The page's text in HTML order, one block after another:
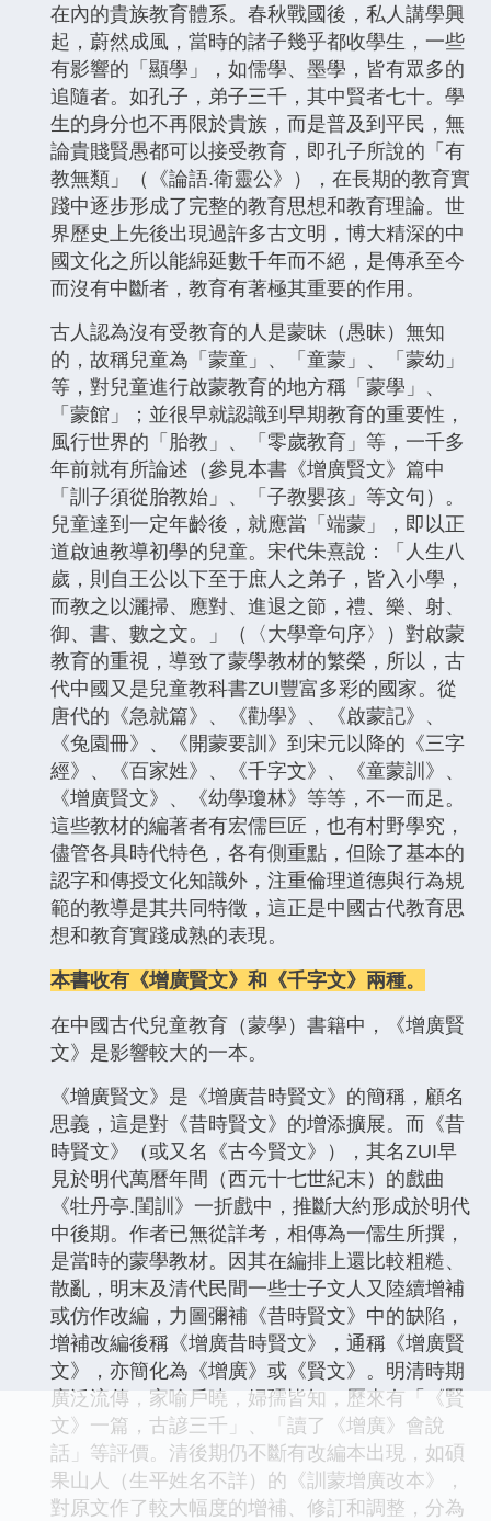
在內的貴族教育體系。春秋戰國後，私人講學興
起，蔚然成風，當時的諸子幾乎都收學生，一些
有影響的「顯學」，如儒學、墨學，皆有眾多的
追隨者。如孔子，弟子三千，其中賢者七十。學
生的身分也不再限於貴族，而是普及到平民，無
論貴賤賢愚都可以接受教育，即孔子所說的「有
教無類」（《論語.衛靈公》），在長期的教育實
踐中逐步形成了完整的教育思想和教育理論。世
界歷史上先後出現過許多古文明，博大精深的中
國文化之所以能綿延數千年而不絕，是傳承至今
而沒有中斷者，教育有著極其重要的作用。
古人認為沒有受教育的人是蒙昧（愚昧）無知
的，故稱兒童為「蒙童」、「童蒙」、「蒙幼」
等，對兒童進行啟蒙教育的地方稱「蒙學」、
「蒙館」；並很早就認識到早期教育的重要性，
風行世界的「胎教」、「零歲教育」等，一千多
年前就有所論述（參見本書《增廣賢文》篇中
「訓子須從胎教始」、「子教嬰孩」等文句）。
兒童達到一定年齡後，就應當「端蒙」，即以正
道啟迪教導初學的兒童。宋代朱熹說：「人生八
歲，則自王公以下至于庶人之弟子，皆入小學，
而教之以灑掃、應對、進退之節，禮、樂、射、
御、書、數之文。」（〈大學章句序〉）對啟蒙
教育的重視，導致了蒙學教材的繁榮，所以，古
代中國又是兒童教科書ZUI豐富多彩的國家。從
唐代的《急就篇》、《勸學》、《啟蒙記》、
《兔園冊》、《開蒙要訓》到宋元以降的《三字
經》、《百家姓》、《千字文》、《童蒙訓》、
《增廣賢文》、《幼學瓊林》等等，不一而足。
這些教材的編著者有宏儒巨匠，也有村野學究，
儘管各具時代特色，各有側重點，但除了基本的
認字和傳授文化知識外，注重倫理道德與行為規
範的教導是其共同特徵，這正是中國古代教育思
想和教育實踐成熟的表現。
本書收有《增廣賢文》和《千字文》兩種。
在中國古代兒童教育（蒙學）書籍中，《增廣賢
文》是影響較大的一本。
《增廣賢文》是《增廣昔時賢文》的簡稱，顧名
思義，這是對《昔時賢文》的增添擴展。而《昔
時賢文》（或又名《古今賢文》），其名ZUI早
見於明代萬曆年間（西元十七世紀末）的戲曲
《牡丹亭.閨訓》一折戲中，推斷大約形成於明代
中後期。作者已無從詳考，相傳為一儒生所撰，
是當時的蒙學教材。因其在編排上還比較粗糙、
散亂，明末及清代民間一些士子文人又陸續增補
或仿作改編，力圖彌補《昔時賢文》中的缺陷，
增補改編後稱《增廣昔時賢文》，通稱《增廣賢
文》，亦簡化為《增廣》或《賢文》。明清時期
廣泛流傳，家喻戶曉，婦孺皆知，歷來有「《賢
文》一篇，古諺三千」、「讀了《增廣》會說
話」等評價。清後期仍不斷有改編本出現，如碩
果山人（生平姓名不詳）的《訓蒙增廣改本》，
對原文作了較大幅度的增補、修訂和調整，分為